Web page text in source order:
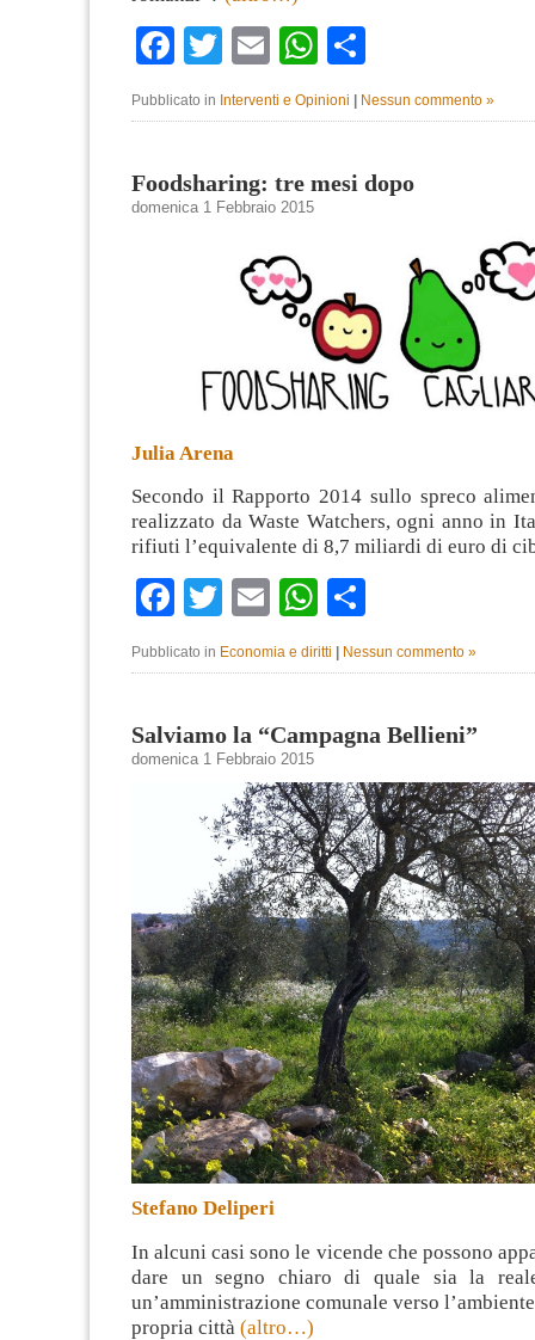
Facebook
TwitterEmailWhatsApp
Pubblicato in Interventi e Opinioni Nessun commento »
Foodsharing: tre mesi dopo
domenica 1 Febbraio 2015
Julia Arena
Secondo il Rapporto 2014 sullo spreco
realizzato da Waste Watchers, ogni anno in
rifiuti l’equivalente di 8,7 miliardi di euro di
Facebook
TwitterEmailWhatsApp
Pubblicato in Economia e diritti Nessun commento »
Salviamo la “Campagna Bellieni”
domenica 1 Febbraio 2015
Stefano Deliperi
In alcuni casi sono le vicende che possono
dare un segno chiaro di quale sia la
un’amministrazione comunale verso
propria città (altro…)